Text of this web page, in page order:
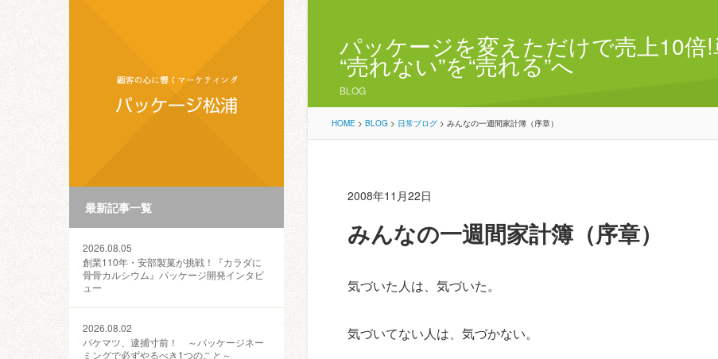
最新記事一覧
2026.08.05
創業110年・安部製菓が挑戦！『カラダに
骨骨カルシウム』パッケージ開発インタビ
ュー
2026.08.02
パケマツ、逮捕寸前！ ～パッケージネー
ミングで必ずやるべき1つのこと～
パッケージを変えただけで売上10倍!
“売れない”を“売れる”へ
BLOG
HOME > BLOG > 日常ブログ > みんなの一週間家計簿（序章）
2008年11月22日
みんなの一週間家計簿（序章）
気づいた人は、気づいた。
気づいてない人は、気づかない。